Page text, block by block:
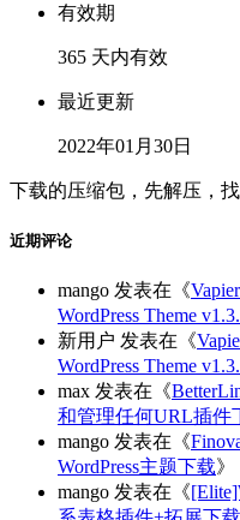
有效期
365 天内有效
最近更新
2022年01月30日
下载的压缩包，先解压，
近期评论
mango 发表在《
WordPress Theme
新用户 发表在《
WordPress Theme
max 发表在《
和管理任何URL插件
mango 发表在《
WordPress主题下载》
mango 发表在《